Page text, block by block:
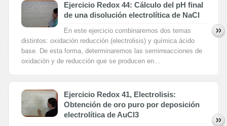
Ejercicio Redox 44: Cálculo del pH final
de una disolución electrolítica de NaCl
En este ejercicio combinaremos dos temas
distintos: oxidación reducción (electrolisis) y química ácido
base. De esta forma, determinaremos las semirreacciones de
oxidación y de reducción que se producen en...
Ejercicio Redox 41, Electrolisis:
Obtención de oro puro por deposición
electrolítica de AuCl3